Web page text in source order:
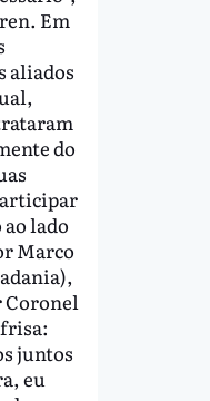
Em
aliados
do
lado
Marco
Coronel
juntos
eu